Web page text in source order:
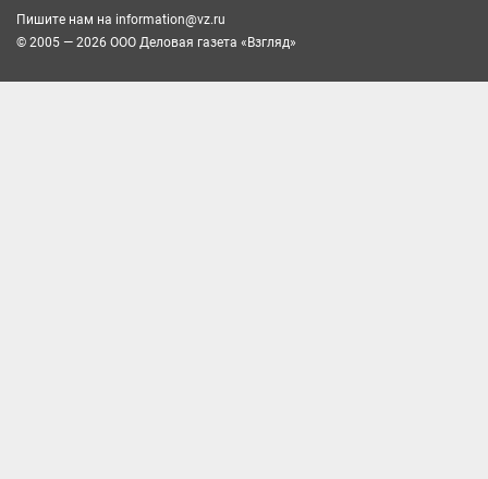
Пишите нам на information@vz.ru
© 2005 — 2026 ООО Деловая газета «Взгляд»